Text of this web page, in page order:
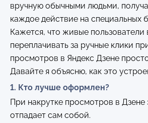
вручную обычными людьми,
каждое действие на специальных
Кажется, что живые пользователи
переплачивать за ручные клики
просмотров в Яндекс Дзене
Давайте я объясню, как это
1. Кто лучше оформлен?
При накрутке просмотров в Дзене
отпадает сам собой.